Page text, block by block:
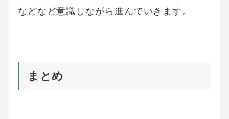
などなど意識しながら進んでいきます。
まとめ